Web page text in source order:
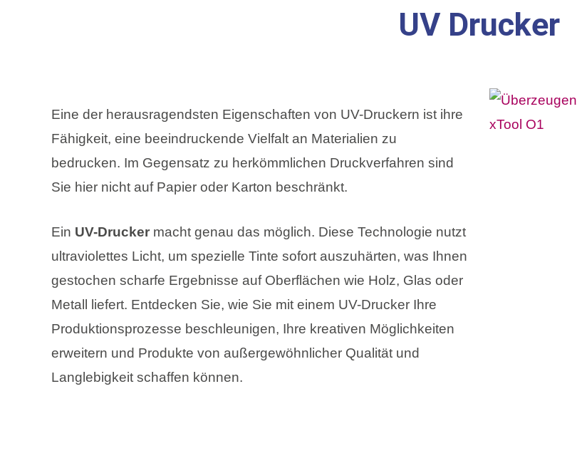
UV Drucker
Eine der herausragendsten Eigenschaften von UV-Druckern ist ihre
Fähigkeit, eine beeindruckende Vielfalt an Materialien zu
bedrucken. Im Gegensatz zu herkömmlichen Druckverfahren sind
Sie hier nicht auf Papier oder Karton beschränkt.
Ein UV-Drucker macht genau das möglich. Diese Technologie nutzt
ultraviolettes Licht, um spezielle Tinte sofort auszuhärten, was Ihnen
gestochen scharfe Ergebnisse auf Oberflächen wie Holz, Glas oder
Metall liefert. Entdecken Sie, wie Sie mit einem UV-Drucker Ihre
Produktionsprozesse beschleunigen, Ihre kreativen Möglichkeiten
erweitern und Produkte von außergewöhnlicher Qualität und
Langlebigkeit schaffen können.